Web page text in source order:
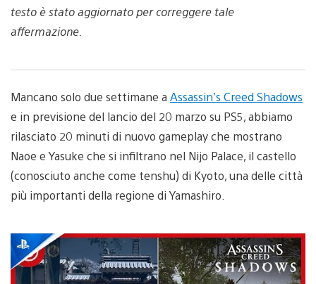
testo è stato aggiornato per correggere tale
affermazione.
Mancano solo due settimane a Assassin’s Creed Shadows
e in previsione del lancio del 20 marzo su PS5, abbiamo
rilasciato 20 minuti di nuovo gameplay che mostrano
Naoe e Yasuke che si infiltrano nel Nijo Palace, il castello
(conosciuto anche come tenshu) di Kyoto, una delle città
più importanti della regione di Yamashiro.